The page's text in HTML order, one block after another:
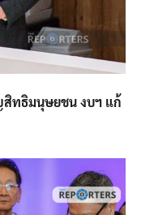
สิทธิมนุษยชน งบฯ แก้